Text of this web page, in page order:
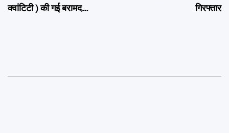
क्वांटिटी ) की गई बरामद…
गिरफ्तार